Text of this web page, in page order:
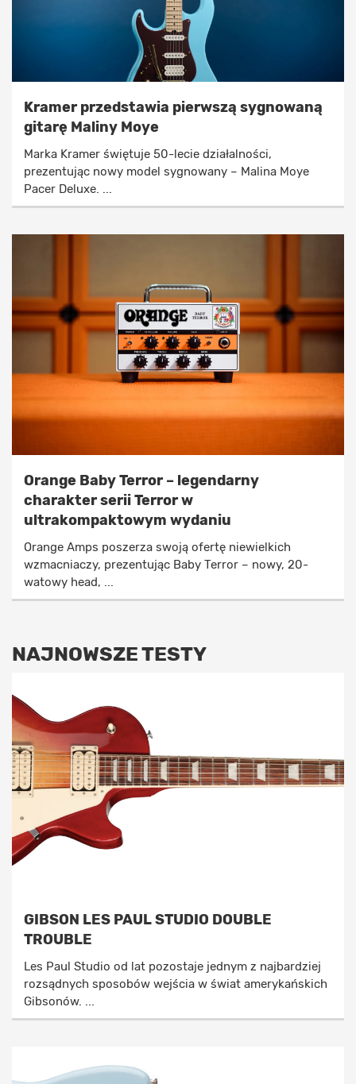
Kramer przedstawia pierwszą sygnowaną
gitarę Maliny Moye
Marka Kramer świętuje 50-lecie działalności,
prezentując nowy model sygnowany – Malina Moye
Pacer Deluxe. ...
Orange Baby Terror – legendarny
charakter serii Terror w
ultrakompaktowym wydaniu
Orange Amps poszerza swoją ofertę niewielkich
wzmacniaczy, prezentując Baby Terror – nowy, 20-
watowy head, ...
NAJNOWSZE TESTY
GIBSON LES PAUL STUDIO DOUBLE
TROUBLE
Les Paul Studio od lat pozostaje jednym z najbardziej
rozsądnych sposobów wejścia w świat amerykańskich
Gibsonów. ...